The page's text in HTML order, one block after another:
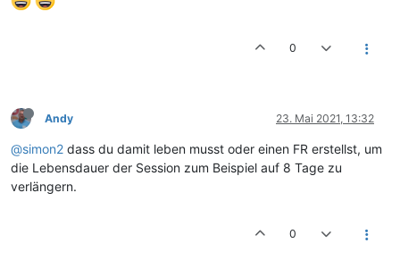
0
Andy 23. Mai 2021, 13:32
@simon2 dass du damit leben musst oder einen FR erstellst, um
die Lebensdauer der Session zum Beispiel auf 8 Tage zu
verlängern.
0